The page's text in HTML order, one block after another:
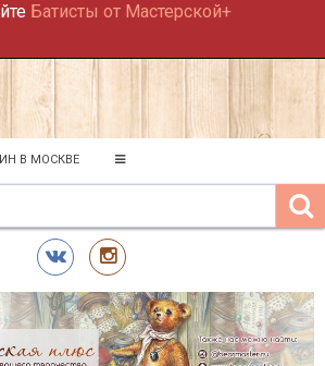
Батисты от Мастерской+
В МОСКВЕ